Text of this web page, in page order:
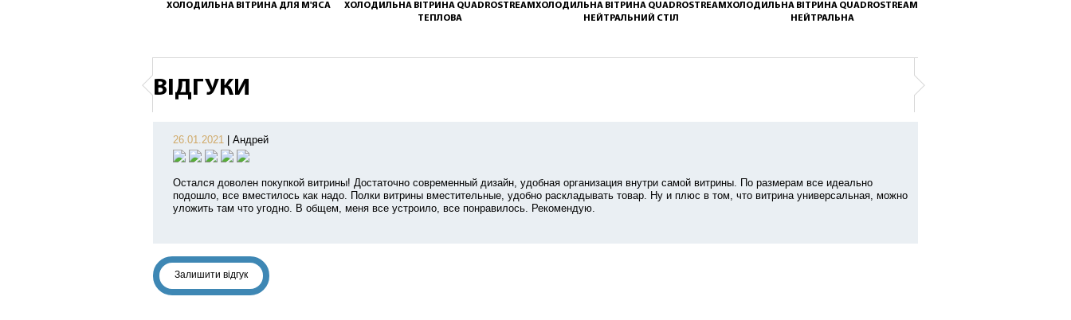
ХОЛОДИЛЬНА ВІТРИНА ДЛЯ М'ЯСА
ХОЛОДИЛЬНА ВІТРИНА QUADROSTREAM
ТЕПЛОВА
ХОЛОДИЛЬНА ВІТРИНА QUADROSTREAM
НЕЙТРАЛЬНИЙ СТІЛ
ХОЛОДИЛЬНА ВІТРИНА QUADROSTREAM
НЕЙТРАЛЬНА
ВІДГУКИ
26.01.2021 Андрей
Остался доволен покупкой витрины! Достаточно современный дизайн, удобная организация внутри самой витрины. По размерам все идеально
подошло, все вместилось как надо. Полки витрины вместительные, удобно раскладывать товар. Ну и плюс в том, что витрина универсальная, можно
уложить там что угодно. В общем, меня все устроило, все понравилось. Рекомендую.
Залишити відгук